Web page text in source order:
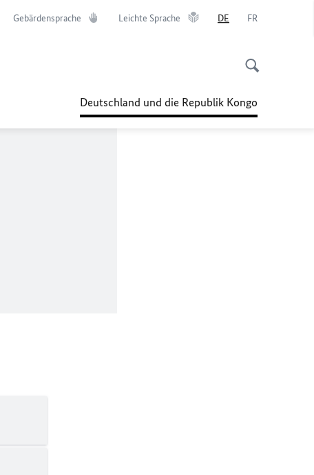
Gebärdensprache Leichte Sprache DE FR
Deutschland und die Republik Kongo